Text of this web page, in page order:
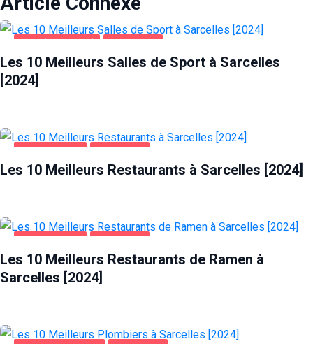
Les 10 Meilleurs Salles de Sport à Sarcelles
[2024]
Les 10 Meilleurs Restaurants à Sarcelles [2024]
Les 10 Meilleurs Restaurants de Ramen à
Sarcelles [2024]